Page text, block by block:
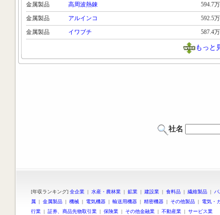
金属製品
高周波熱錬
594.7万
金属製品
アルインコ
592.5万
金属製品
イワブチ 587.4万
もっと
社名
[年収ランキング] 全企業 | 水産・農林業 | 鉱業 | 建設業 | 食料品 | 繊維製品 |
属 | 金属製品 | 機械 | 電気機器 | 輸送用機器 | 精密機器 | その他製品 | 電気・
行業 | 証券、商品先物取引業 | 保険業 | その他金融業 | 不動産業 | サービス業